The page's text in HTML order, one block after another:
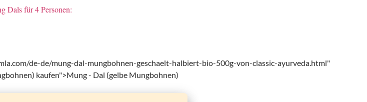
Dals für 4 Personen:
de-de/mung-dal-mungbohnen-geschaelt-halbiert-bio-500g-von-classic-ayurveda.html"
kaufen">Mung - Dal (gelbe Mungbohnen)